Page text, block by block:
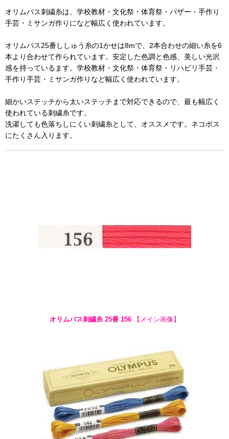
オリムパス刺繍糸は、学校教材・文化祭・体育祭・バザー・手作り
手芸・ミサンガ作りになど幅広く使われています。
オリムパス25番ししゅう糸の1かせは8mで、2本合わせの細い糸を6
本より合わせて作られています。安定した色調と色感、美しい光沢
感を持っているます。学校教材・文化祭・体育祭・リハビリ手芸・
手作り手芸・ミサンガ作りなど幅広く使われています。
細かいステッチから太いステッチまで対応できるので、最も幅広く
使われている刺繍糸です。
洗濯しても色落ちしにくい刺繍糸として、オススメです。ネコポス
にたくさん入ります。
オリムパス刺繍糸 25番 156【メイン画像】